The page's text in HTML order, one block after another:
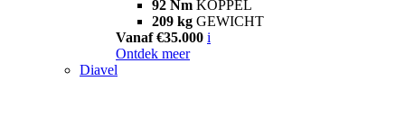
92 Nm KOPPEL
209 kg GEWICHT
Vanaf €35.000 i
Ontdek meer
Diavel